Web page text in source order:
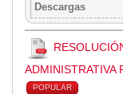
Descargas
ADMINISTRATIVA
POPULAR